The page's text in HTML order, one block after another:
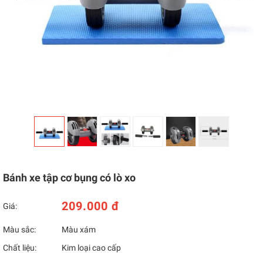
Bánh xe tập cơ bụng có lò xo
Giá: 209.000 đ
Màu sắc:
Màu xám
Chất liệu:
Kim loại cao cấp